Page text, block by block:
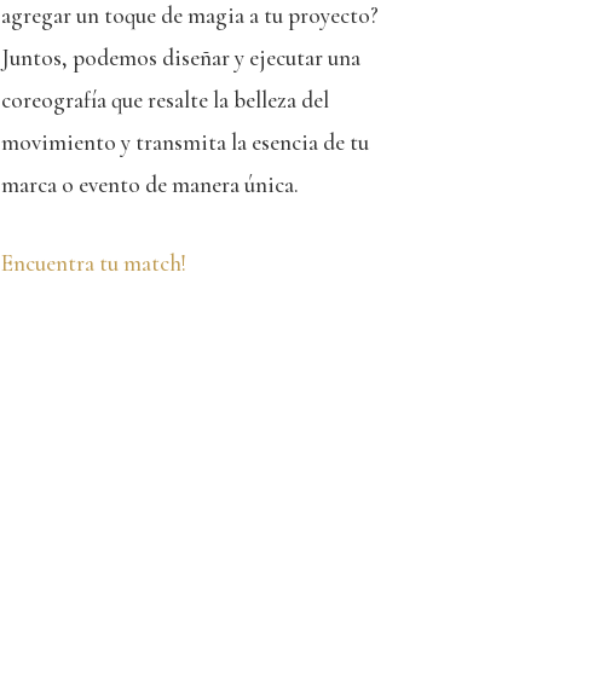
agregar un toque de magia a tu proyecto?
Juntos, podemos diseñar y ejecutar una
coreografía que resalte la belleza del
movimiento y transmita la esencia de tu
marca o evento de manera única.
Encuentra tu match!